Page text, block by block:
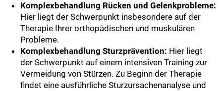
Komplexbehandlung Rücken und Gelenkprobleme:
Hier liegt der Schwerpunkt insbesondere auf der
Therapie Ihrer orthopädischen und muskulären
Probleme.
Komplexbehandlung Sturzprävention: Hier liegt
der Schwerpunkt auf einem intensiven Training zur
Vermeidung von Stürzen. Zu Beginn der Therapie
findet eine ausführliche Sturzursachenanalyse und